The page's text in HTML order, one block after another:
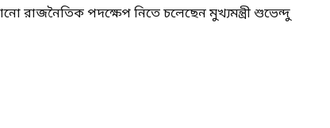
রাজনৈতিক পদক্ষেপ নিতে চলেছেন মুখ্যমন্ত্রী শুভেন্দু